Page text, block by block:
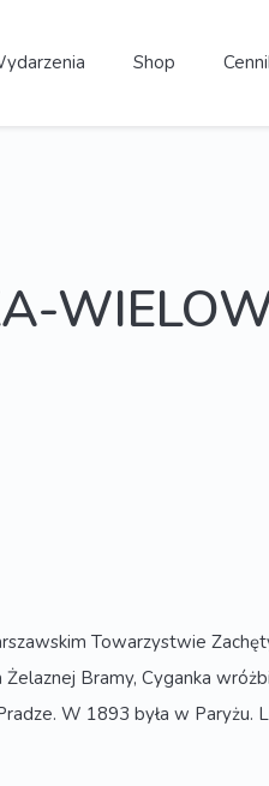
Shop
Towarzystwie
Bramy, Cyganka
W 1893 była w Paryżu.